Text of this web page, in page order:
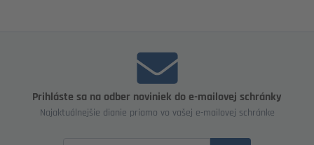
Prihláste sa na odber noviniek do e-mailovej schránky
Najaktuálnejšie dianie priamo vo vašej e-mailovej schránke